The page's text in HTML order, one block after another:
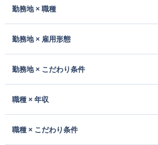
勤務地 × 職種
勤務地 × 雇用形態
勤務地 × こだわり条件
職種 × 年収
職種 × こだわり条件